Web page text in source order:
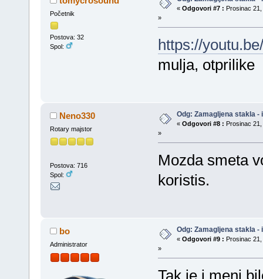
Početnik
Postova: 32
Spol:
« Odgovori #7 : Prosinac 21,
»
https://
mulja, otprilike
Neno330
Rotary majstor
Postova: 716
Spol:
Odg: Zamagljena stakla -
« Odgovori #8 : Prosinac
»
Mozda smeta
koristis.
bo
Administrator
Odg: Zamagljena stakla -
« Odgovori #9 : Prosinac
»